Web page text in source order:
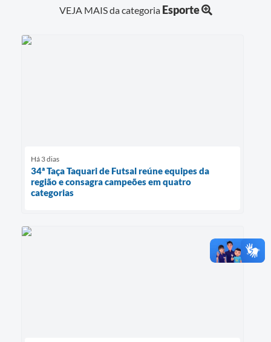
VEJA MAIS da categoria Esporte
Há 3 dias
34ª Taça Taquari de Futsal reúne equipes da
região e consagra campeões em quatro
categorias